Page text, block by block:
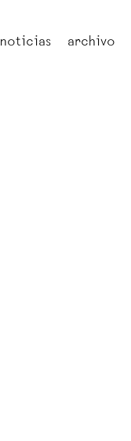
noticias archivo